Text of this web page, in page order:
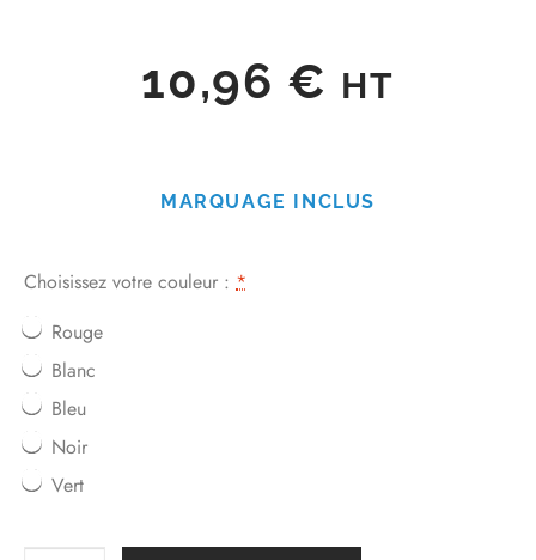
10,96 € HT
MARQUAGE INCLUS
Choisissez votre couleur : *
Rouge
Blanc
Bleu
Noir
Vert